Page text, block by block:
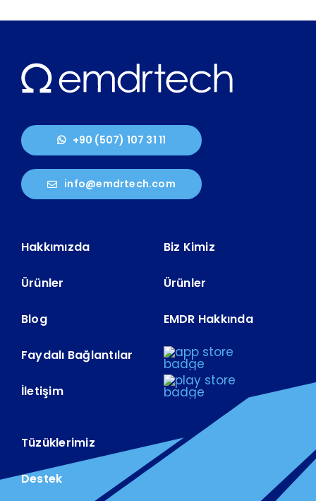
+90 (507) 107 31 11
info@emdrtech.com
Hakkımızda
Ürünler
Blog
Faydalı Bağlantılar
İletişim
Biz Kimiz
Ürünler
EMDR Hakkında
Tüzüklerimiz
Destek